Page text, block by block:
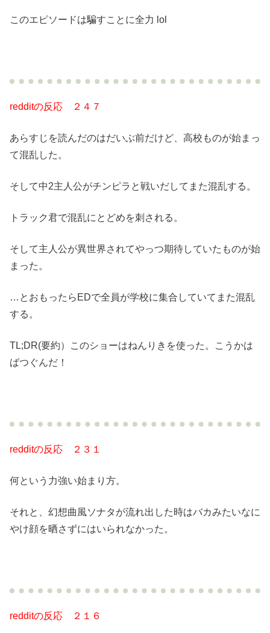
このエピソードは騙すことに全力 lol
redditの反応 ２４７
あらすじを読んだのはだいぶ前だけど、高校ものが始まっ
て混乱した。
そして中2主人公がチンピラと戦いだしてまた混乱する。
トラック君で混乱にとどめを刺される。
そして主人公が異世界されてやっつ期待していたものが始
まった。
…とおもったらEDで全員が学校に集合していてまた混乱
する。
TL;DR(要約）このショーはねんりきを使った。こうかは
ばつぐんだ！
redditの反応 ２３１
何という力強い始まり方。
それと、幻想曲風ソナタが流れ出した時はバカみたいなに
やけ顔を晒さずにはいられなかった。
redditの反応 ２１６